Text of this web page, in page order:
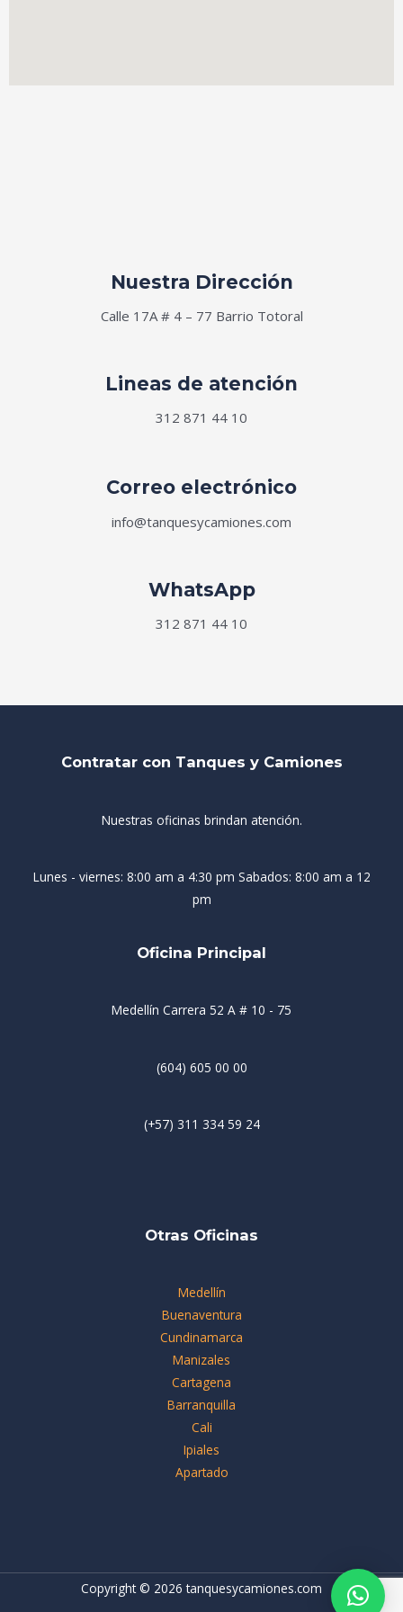
Nuestra Dirección
Calle 17A # 4 – 77 Barrio Totoral
Lineas de atención
312 871 44 10
Correo electrónico
info@tanquesycamiones.com
WhatsApp
312 871 44 10
Contratar con Tanques y Camiones
Nuestras oficinas brindan atención.
Lunes - viernes: 8:00 am a 4:30 pm Sabados: 8:00 am a 12
pm
Oficina Principal
Medellín Carrera 52 A # 10 - 75
(604) 605 00 00
(+57) 311 334 59 24
Otras Oficinas
Medellín
Buenaventura
Cundinamarca
Manizales
Cartagena
Barranquilla
Cali
Ipiales
Apartado
Copyright © 2026 tanquesycamiones.com